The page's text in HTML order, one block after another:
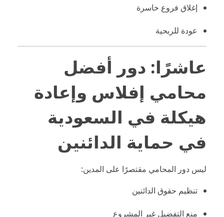
إغلاق فروع خاسرة
عودة للربحية
عاشرًا: دور أفضل
محامي إفلاس وإعادة
هيكلة في السعودية
في حماية الدائنين
ليس دور المحامي مقتصرًا على المدين:
تنظيم حقوق الدائنين
منع التفضيل غير المشروع